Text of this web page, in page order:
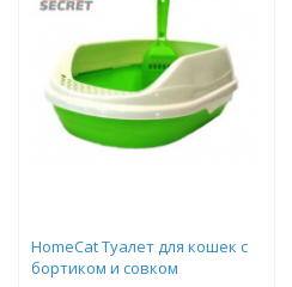
HomeCat Туалет для кошек с
бортиком и совком